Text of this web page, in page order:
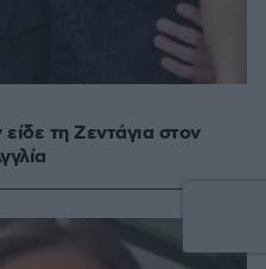
τη Ζεντάγια στον